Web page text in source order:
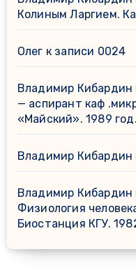
Колиным Ларгием.
Олег к записи 0024
Владимир Кибардин
— аспирант каф
«Майский». 1989 год.
Владимир Кибардин
Владимир Кибардин
Физиология
Биостанция КГУ.